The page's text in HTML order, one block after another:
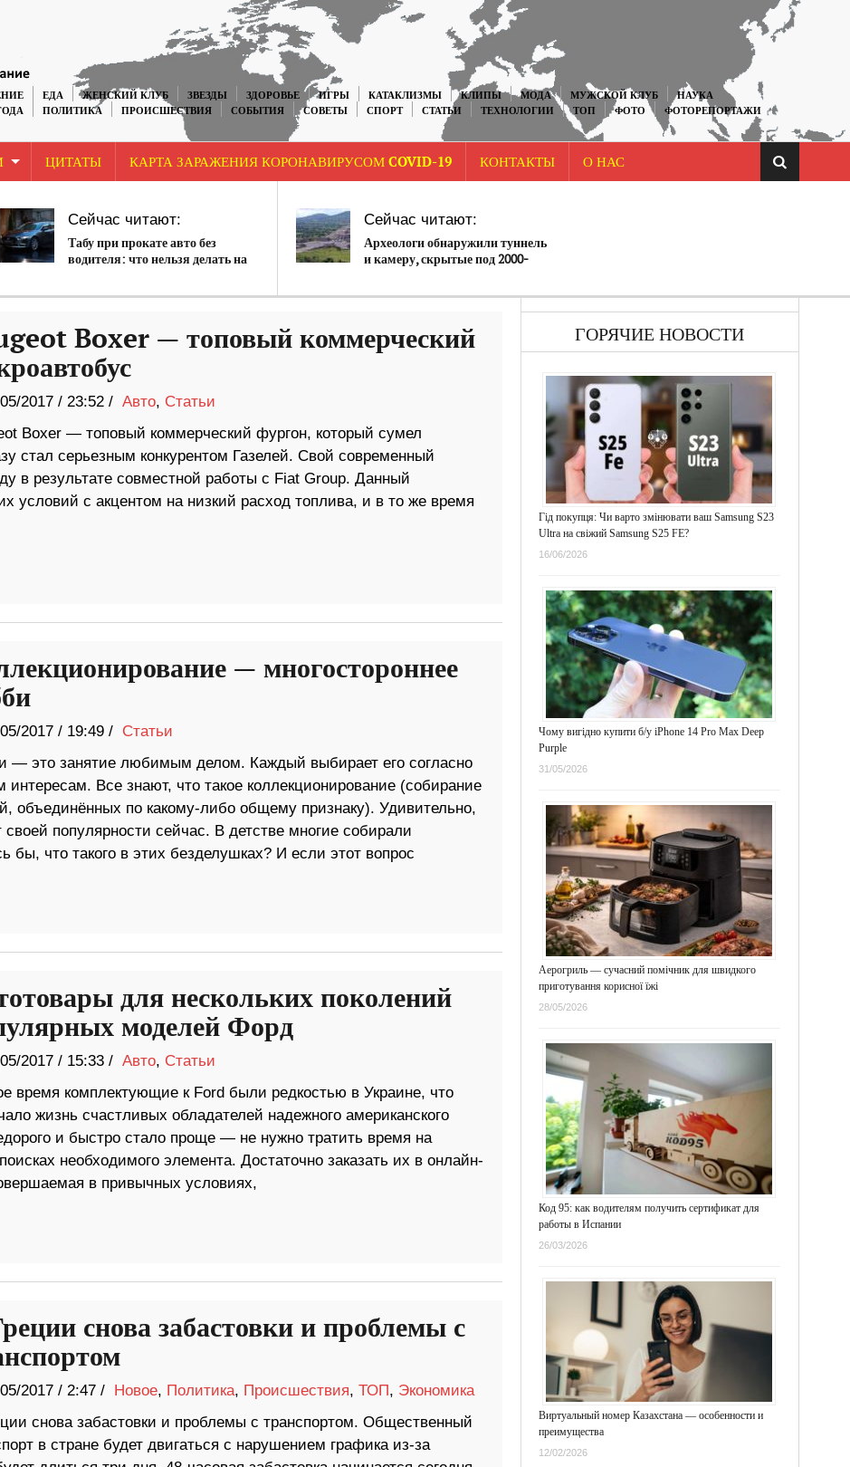
ЕДА ЖЕНСКИЙ КЛУБ ЗВЕЗДЫ ЗДОРОВЬЕ ИГРЫ КАТАКЛИЗМЫ КЛИПЫ МОДА МУЖСКОЙ КЛУБ
НАУКА
ПОЛИТИКА ПРОИСШЕСТВИЯ СОБЫТИЯ СОВЕТЫ СПОРТ СТАТЬИ ТЕХНОЛОГИИ ТОП ФОТО
ФОТОРЕПОРТАЖИ
ЦИТАТЫ КАРТА ЗАРАЖЕНИЯ КОРОНАВИРУСОМ COVID-19 КОНТАКТЫ О НАС
Сейчас читают:
Табу при прокате авто без
водителя: что нельзя делать на
Украине?
Сейчас читают:
Археологи обнаружили туннель
и камеру, скрытые под 2000-
Boxer — топовый коммерческий
2017/ 23:52 / Авто, Статьи
Boxer — топовый коммерческий фургон, который сумел
стал серьезным конкурентом Газелей. Свой современный
в результате совместной работы с Fiat Group. Данный
условий с акцентом на низкий расход топлива, и в то же время
— многостороннее
2017/ 19:49 / Статьи
— это занятие любимым делом. Каждый выбирает его согласно
интересам. Все знают, что такое коллекционирование (собирание
объединённых по какому-либо общему признаку). Удивительно,
своей популярности сейчас. В детстве многие собирали
что такого в этих безделушках? И если этот вопрос
для нескольких поколений
моделей Форд
2017/ 15:33 / Авто, Статьи
время комплектующие к Ford были редкостью в Украине, что
жизнь счастливых обладателей надежного американского
и быстро стало проще — не нужно тратить время на
необходимого элемента. Достаточно заказать их в онлайн-
в привычных условиях,
снова забастовки и проблемы с
2017/ 2:47 / Новое, Политика, Происшествия, ТОП, Экономика
снова забастовки и проблемы с транспортом. Общественный
в стране будет двигаться с нарушением графика из-за
ГОРЯЧИЕ НОВОСТИ
Гід покупця: Чи варто змінювати ваш Samsung S23
Ultra на свіжий Samsung S25 FE?
16/06/2026
Чому вигідно купити б/у iPhone 14 Pro Max Deep
Purple
31/05/2026
Аерогриль — сучасний помічник для швидкого
приготування корисної їжі
28/05/2026
Код 95: как водителям получить сертификат для
работы в Испании
26/03/2026
Виртуальный номер Казахстана — особенности и
преимущества
12/02/2026